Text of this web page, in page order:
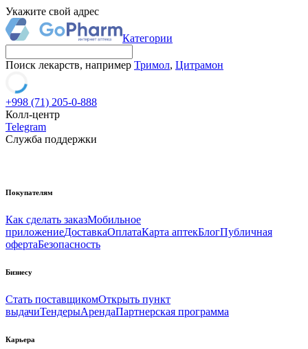
Укажите свой адрес
Категории
Поиск лекарств, например Тримол, Цитрамон
+998 (71) 205-0-888
Колл-центр
Telegram
Служба поддержки
Покупателям
Как сделать заказМобильное
приложениеДоставкаОплатаКарта аптекБлогПубличная
офертаБезопасность
Бизнесу
Стать поставщикомОткрыть пункт
выдачиТендерыАрендаПартнерская программа
Карьера